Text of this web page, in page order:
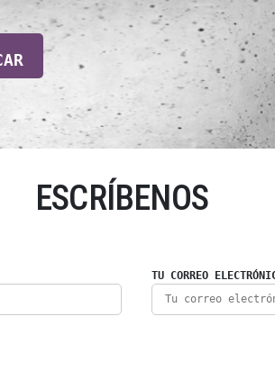
ESCRÍBENOS
TU CORREO